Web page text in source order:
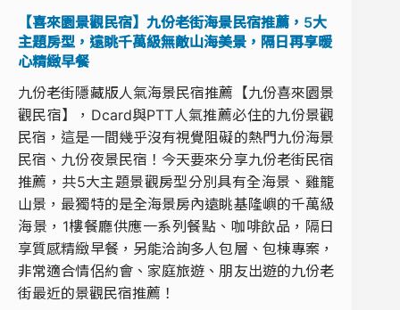
【喜來園景觀民宿】九份老街海景民宿推薦，5大
主題房型，遠眺千萬級無敵山海美景，隔日再享暖
心精緻早餐
九份老街隱藏版人氣海景民宿推薦【九份喜來園景
觀民宿】，Dcard與PTT人氣推薦必住的九份景觀
民宿，這是一間幾乎沒有視覺阻礙的熱門九份海景
民宿、九份夜景民宿！今天要來分享九份老街民宿
推薦，共5大主題景觀房型分別具有全海景、雞籠
山景，最獨特的是全海景房內遠眺基隆嶼的千萬級
海景，1樓餐廳供應一系列餐點、咖啡飲品，隔日
享質感精緻早餐，另能洽詢多人包層、包棟專案，
非常適合情侶約會、家庭旅遊、朋友出遊的九份老
街最近的景觀民宿推薦！